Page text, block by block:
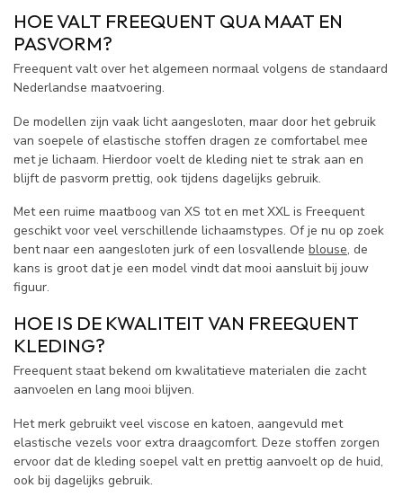
HOE VALT FREEQUENT QUA MAAT EN
PASVORM?
Freequent valt over het algemeen normaal volgens de standaard
Nederlandse maatvoering.
De modellen zijn vaak licht aangesloten, maar door het gebruik
van soepele of elastische stoffen dragen ze comfortabel mee
met je lichaam. Hierdoor voelt de kleding niet te strak aan en
blijft de pasvorm prettig, ook tijdens dagelijks gebruik.
Met een ruime maatboog van XS tot en met XXL is Freequent
geschikt voor veel verschillende lichaamstypes. Of je nu op zoek
bent naar een aangesloten jurk of een losvallende blouse, de
kans is groot dat je een model vindt dat mooi aansluit bij jouw
figuur.
HOE IS DE KWALITEIT VAN FREEQUENT
KLEDING?
Freequent staat bekend om kwalitatieve materialen die zacht
aanvoelen en lang mooi blijven.
Het merk gebruikt veel viscose en katoen, aangevuld met
elastische vezels voor extra draagcomfort. Deze stoffen zorgen
ervoor dat de kleding soepel valt en prettig aanvoelt op de huid,
ook bij dagelijks gebruik.